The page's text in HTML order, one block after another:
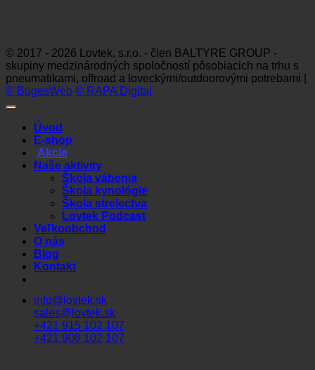
© 2017 - 2026 Lovtek, s.r.o. - člen BALTYRE GROUP -
skupiny medzinárodných spoločností pôsobiacich na trhu s
pneumatikami, offroad a loveckými/outdoorovými potrebami |
© BugesWeb © RAPA Digital
Úvod
E-shop
Akcie
Naše aktivity
Škola vábenia
Škola kynológie
Škola strelectva
Lovtek Podcast
Veľkoobchod
O nás
Blog
Kontakt
info@lovtek.sk
sales@lovtek.sk
+421 915 102 107
+421 908 102 107